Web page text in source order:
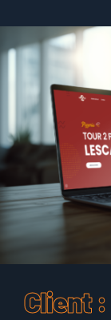
Client :